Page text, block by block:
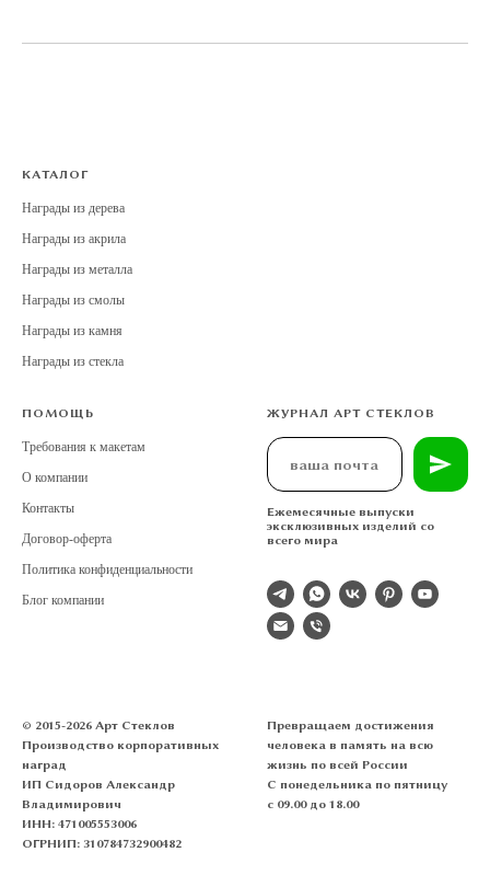
КАТАЛОГ
Награды из дерева
Награды из акрила
Награды из металла
Награды из смолы
Награды из камня
Награды из стекла
ПОМОЩЬ
Требования к макетам
О компании
Контакты
Договор-оферта
Политика конфиденциальности
Блог компании
ЖУРНАЛ АРТ СТЕКЛОВ
Ежемесячные выпуски
эксклюзивных изделий со
всего мира
© 2015-2026 Арт Стеклов
Производство корпоративных
наград
ИП Сидоров Александр
Владимирович
ИНН: 471005553006
ОГРНИП: 310784732900482
Превращаем достижения
человека в память на всю
жизнь по всей России
С понедельника по пятницу
с 09.00 до 18.00